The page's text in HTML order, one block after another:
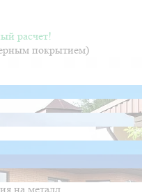
расчет!
покрытием)
на металл